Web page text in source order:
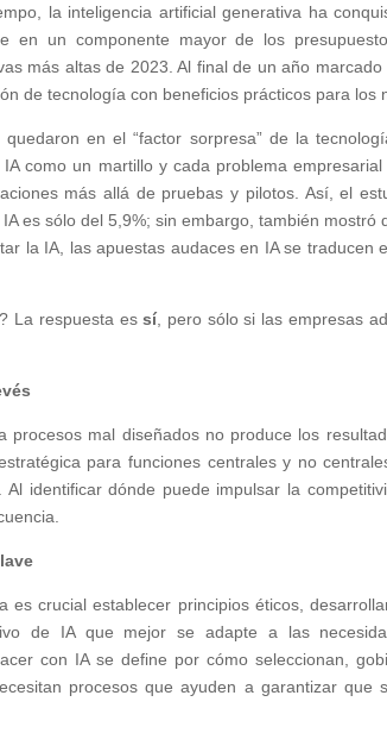
la inteligencia artificial generativa ha
en un componente mayor de los
más altas de 2023. Al final de un año
de tecnología con beneficios prácticos para los
en el “factor sorpresa” de la
como un martillo y cada problema
más allá de pruebas y pilotos. Así, el
es sólo del 5,9%; sin embargo, también mostró
la IA, las apuestas audaces en IA se traducen
La respuesta essí , pero sólo si las empresas
mal diseñados no produce los
para funciones centrales y no
identificar dónde puede impulsar la
crucial establecer principios éticos,
de IA que mejor se adapte a las
con IA se define por cómo seleccionan,
procesos que ayuden a garantizar que